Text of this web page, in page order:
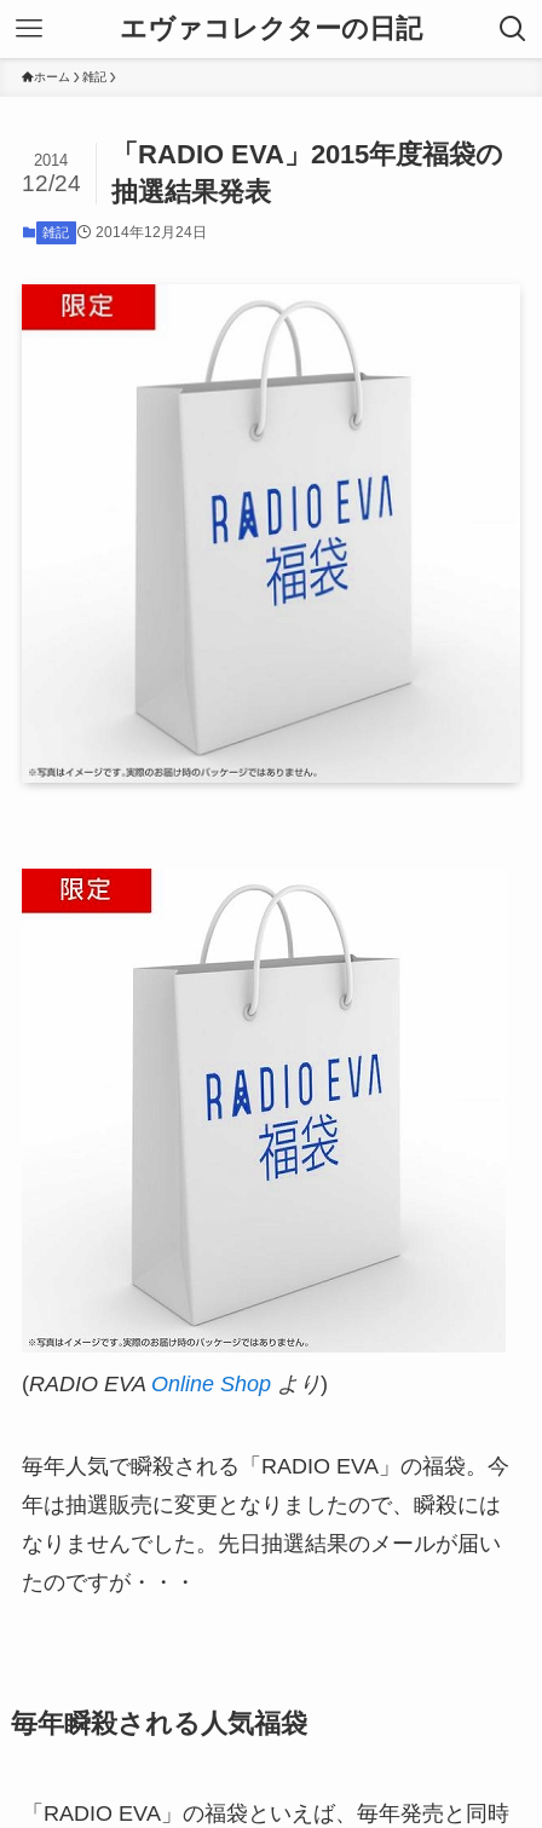
エヴァコレクターの日記
ホーム 雑記
「RADIO EVA」2015年度福袋の
抽選結果発表
2014
12/24
雑記 2014年12月24日
(RADIO EVA Online Shopより)
毎年人気で瞬殺される「RADIO EVA」の福袋。今
年は抽選販売に変更となりましたので、瞬殺には
なりませんでした。先日抽選結果のメールが届い
たのですが・・・
毎年瞬殺される人気福袋
「RADIO EVA」の福袋といえば、毎年発売と同時